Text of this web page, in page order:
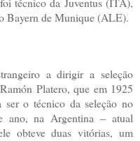
Bayern de Munique (ALE).
a dirigir a seleção
Platero, que em 1925
o técnico da seleção no
ano, na Argentina – atual
obteve duas vitórias, um